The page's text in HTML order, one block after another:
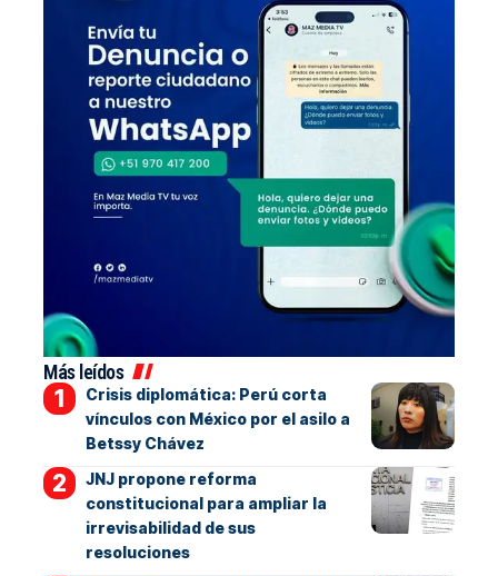
Más leídos
Crisis diplomática: Perú corta
vínculos con México por el asilo a
Betssy Chávez
JNJ propone reforma
constitucional para ampliar la
irrevisabilidad de sus
resoluciones